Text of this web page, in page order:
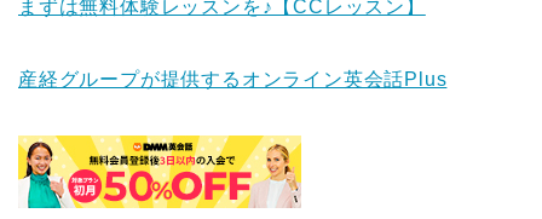
まずは無料体験レッスンを♪【CCレッスン】
産経グループが提供するオンライン英会話Plus